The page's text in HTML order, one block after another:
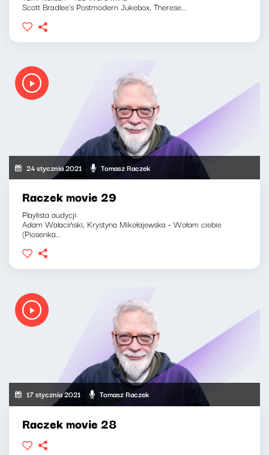
Scott Bradlee's Postmodern Jukebox, Therese...
24 stycznia 2021 Tomasz Raczek
Raczek movie 29
Playlista audycji:
Adam Walaciński, Krystyna Mikołajewska - Wołam ciebie
(Piosenka...
17 stycznia 2021 Tomasz Raczek
Raczek movie 28